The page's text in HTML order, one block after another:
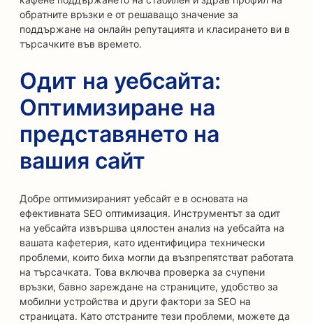
обратните връзки е от решаващо значение за
поддържане на онлайн репутацията и класирането ви в
търсачките във времето.
Одит на уебсайта:
Оптимизиране на
представянето на
вашия сайт
Добре оптимизираният уебсайт е в основата на
ефективната SEO оптимизация. Инструментът за одит
на уебсайта извършва цялостен анализ на уебсайта на
вашата кафетерия, като идентифицира технически
проблеми, които биха могли да възпрепятстват работата
на търсачката. Това включва проверка за счупени
връзки, бавно зареждане на страниците, удобство за
мобилни устройства и други фактори за SEO на
страницата. Като отстраните тези проблеми, можете да